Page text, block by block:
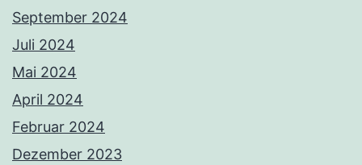
September 2024
Juli 2024
Mai 2024
April 2024
Februar 2024
Dezember 2023